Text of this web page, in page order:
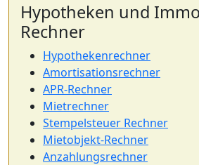
Hypotheken und
Rechner
Hypothekenrechner
Amortisationsrechner
APR-Rechner
Mietrechner
Stempelsteuer Rechner
Mietobjekt-Rechner
Anzahlungsrechner